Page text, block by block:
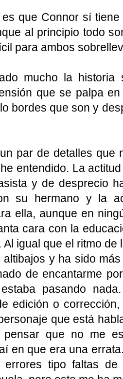
que Connor sí
al principio todo
para ambos
mucho la historia
que se palpa
bordes que son y
par de detalles que
entendido. La
y de desprecio
su hermano y la
ella, aunque en
cara con la
Al igual que el ritmo
altibajos y ha sido
de encantarme
pasando
edición o
que está
pensar que no me
en que era una
errores tipo faltas de